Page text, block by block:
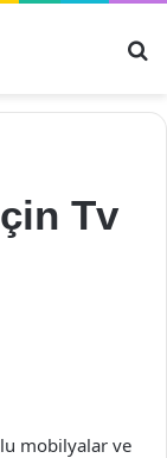
Tv
mobilyalar ve